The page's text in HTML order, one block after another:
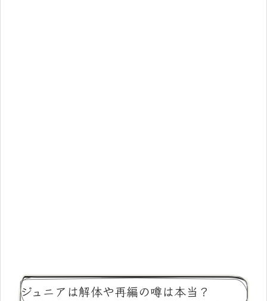
ジュニアは解体や再編の噂は本当？